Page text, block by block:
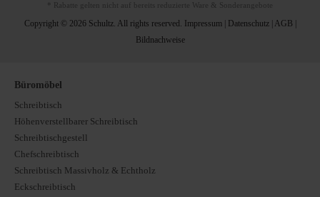
* Rabatte gelten nicht auf bereits reduzierte Ware & Sonderangebote
Copyright © 2026 Schultz. All rights reserved. Impressum| Datenschutz| AGB
Bildnachweise
Büromöbel
Schreibtisch
Höhenverstellbarer Schreibtisch
Schreibtischgestell
Chefschreibtisch
Schreibtisch Massivholz & Echtholz
Eckschreibtisch